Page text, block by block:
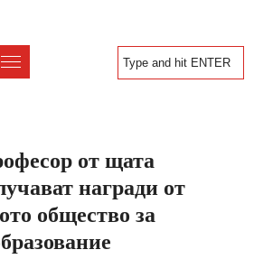
от щата
награди от
общество за